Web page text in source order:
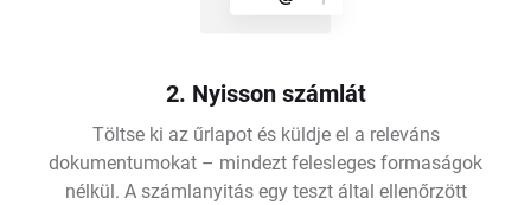
2. Nyisson számlát
Töltse ki az űrlapot és küldje el a releváns
dokumentumokat – mindezt felesleges formaságok
nélkül. A számlanyitás egy teszt által ellenőrzött